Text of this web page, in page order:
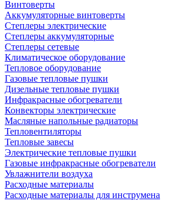
Винтоверты
Аккумуляторные винтоверты
Степлеры электрические
Степлеры аккумуляторные
Степлеры сетевые
Климатическое оборудование
Тепловое оборудование
Газовые тепловые пушки
Дизельные тепловые пушки
Инфракрасные обогреватели
Конвекторы электрические
Масляные напольные радиаторы
Тепловентиляторы
Тепловые завесы
Электрические тепловые пушки
Газовые инфракрасные обогреватели
Увлажнители воздуха
Расходные материалы
Расходные материалы для инструмена